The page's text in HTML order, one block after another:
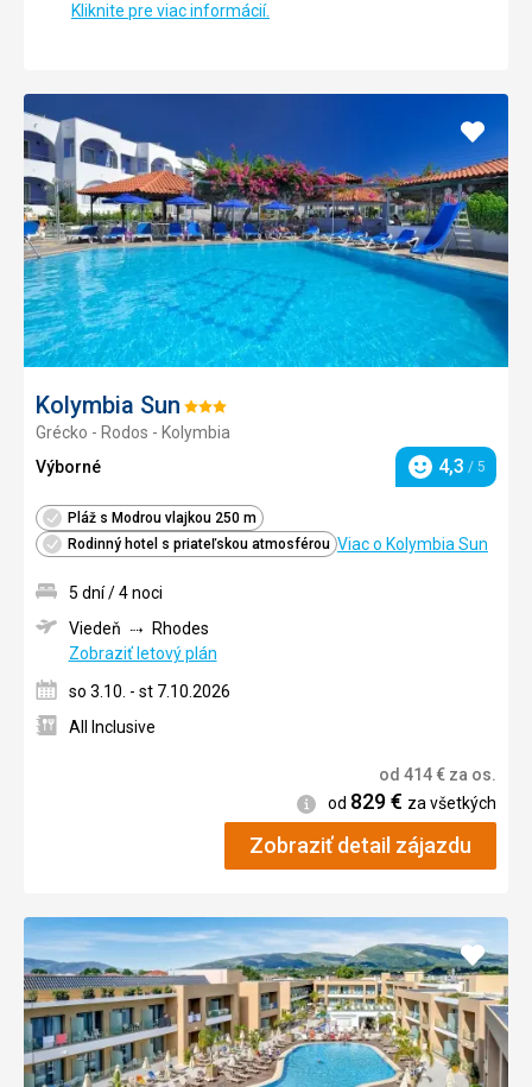
Kliknite pre viac informácií.
Kolymbia Sun Hodnotenie:
3/5
Grécko - Rodos - Kolymbia
Výborné
Hodnotenie
4,3 / 5
Pláž s Modrou vlajkou 250 m
Rodinný hotel s priateľskou atmosférou Viac o Kolymbia Sun
Pridať
5 dní / 4 noci
Viedeň
Rhodes
Zobraziť letový plán
so 3.10. - st 7.10.2026
All Inclusive
od 414€ za os.
Informácie
od 829€ za všetkých
Zobraziť detail zájazdu
Pridať
do